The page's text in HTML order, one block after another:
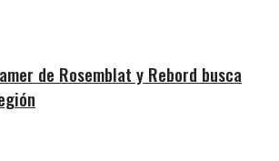
de Rosemblat y Rebord busca